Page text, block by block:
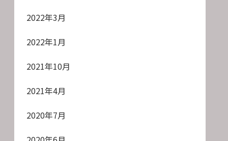
2022年3月
2022年1月
2021年10月
2021年4月
2020年7月